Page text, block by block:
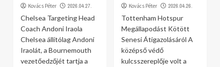
Kovács Péter 2026.04.27.
Chelsea Targeting Head
Coach Andoni Iraola
Chelsea állítólag Andoni
Iraolát, a Bournemouth
vezetőedzőjét tartja a
Kovács Péter 2026.04.26.
Tottenham Hotspur
Megállapodást Kötött
Senesi Átigazolásáról A
középső védő
kulcsszereplője volt a